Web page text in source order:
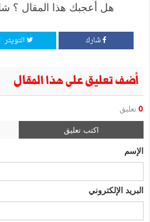
هل أعجبك هذا المقال ؟
شارك التويتر
أضف تعليق على هذا المقال
0 تعليق
اكتب تعليق
الإسم
البريد الإلكتروني